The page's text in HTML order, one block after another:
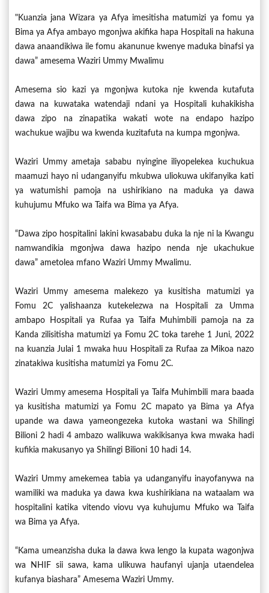
"Kuanzia jana Wizara ya Afya imesitisha matumizi ya fomu ya
Bima ya Afya ambayo mgonjwa akifika hapa Hospitali na hakuna
dawa anaandikiwa ile fomu akanunue kwenye maduka binafsi ya
dawa” amesema Waziri Ummy Mwalimu
Amesema sio kazi ya mgonjwa kutoka nje kwenda kutafuta
dawa na kuwataka watendaji ndani ya Hospitali kuhakikisha
dawa zipo na zinapatika wakati wote na endapo hazipo
wachukue wajibu wa kwenda kuzitafuta na kumpa mgonjwa.
Waziri Ummy ametaja sababu nyingine iliyopelekea kuchukua
maamuzi hayo ni udanganyifu mkubwa uliokuwa ukifanyika kati
ya watumishi pamoja na ushirikiano na maduka ya dawa
kuhujumu Mfuko wa Taifa wa Bima ya Afya.
“Dawa zipo hospitalini lakini kwasababu duka la nje ni la Kwangu
namwandikia mgonjwa dawa hazipo nenda nje ukachukue
dawa” ametolea mfano Waziri Ummy Mwalimu.
Waziri Ummy amesema malekezo ya kusitisha matumizi ya
Fomu 2C yalishaanza kutekelezwa na Hospitali za Umma
ambapo Hospitali ya Rufaa ya Taifa Muhimbili pamoja na za
Kanda zilisitisha matumizi ya Fomu 2C toka tarehe 1 Juni, 2022
na kuanzia Julai 1 mwaka huu Hospitali za Rufaa za Mikoa nazo
zinatakiwa kusitisha matumizi ya Fomu 2C.
Waziri Ummy amesema Hospitali ya Taifa Muhimbili mara baada
ya kusitisha matumizi ya Fomu 2C mapato ya Bima ya Afya
upande wa dawa yameongezeka kutoka wastani wa Shilingi
Bilioni 2 hadi 4 ambazo walikuwa wakikisanya kwa mwaka hadi
kufikia makusanyo ya Shilingi Bilioni 10 hadi 14.
Waziri Ummy amekemea tabia ya udanganyifu inayofanywa na
wamiliki wa maduka ya dawa kwa kushirikiana na wataalam wa
hospitalini katika vitendo viovu vya kuhujumu Mfuko wa Taifa
wa Bima ya Afya.
“Kama umeanzisha duka la dawa kwa lengo la kupata wagonjwa
wa NHIF sii sawa, kama ulikuwa haufanyi ujanja utaendelea
kufanya biashara” Amesema Waziri Ummy.